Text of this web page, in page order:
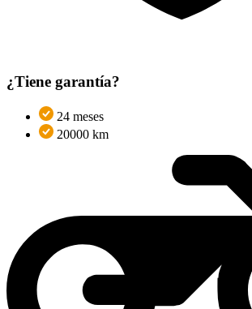
¿Tiene garantía?
24 meses
20000 km